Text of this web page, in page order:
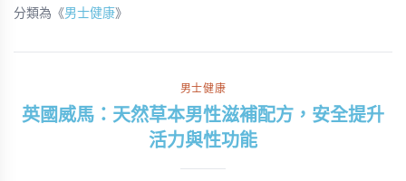
分類為《男士健康》
男士健康
英國威馬：天然草本男性滋補配方，安全提升
活力與性功能